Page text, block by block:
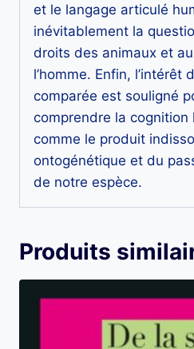
et le langage articulé
inévitablement la
droits des animaux et
l’homme. Enfin, l’intérêt
comparée est souligné
comprendre la cognition
comme le produit
ontogénétique et du
de notre espèce.
Produits